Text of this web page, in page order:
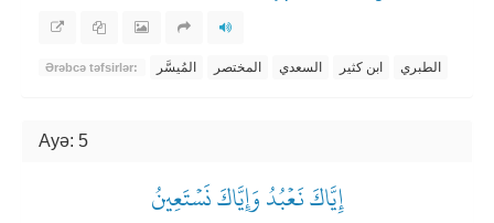
Ərəbcə təfsirlər: المُيسَّر المختصر السعدي ابن كثير الطبري
Ayə: 5
إِيَّاكَ نَعۡبُدُ وَإِيَّاكَ نَسۡتَعِينُ